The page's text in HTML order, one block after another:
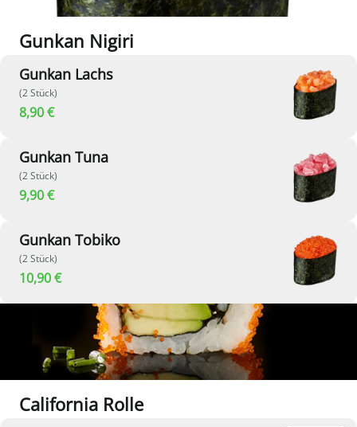
Gunkan Nigiri
Gunkan Lachs
(2 Stück)
8,90 €
Gunkan Tuna
(2 Stück)
9,90 €
Gunkan Tobiko
(2 Stück)
10,90 €
California Rolle